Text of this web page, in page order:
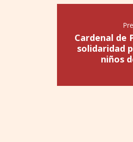
Cardenal de
solidaridad
niños